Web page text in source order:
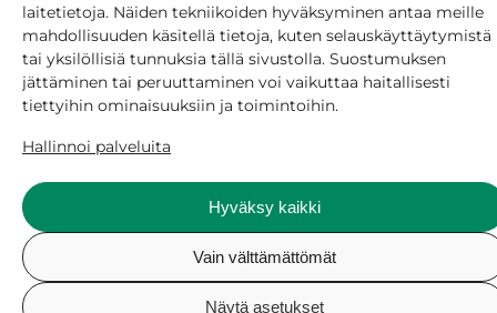
laitetietoja. Näiden tekniikoiden hyväksyminen antaa meille
mahdollisuuden käsitellä tietoja, kuten selauskäyttäytymistä
tai yksilöllisiä tunnuksia tällä sivustolla. Suostumuksen
jättäminen tai peruuttaminen voi vaikuttaa haitallisesti
tiettyihin ominaisuuksiin ja toimintoihin.
Hallinnoi palveluita
Hyväksy kaikki
Vain välttämättömät
Näytä asetukset
Laskutus ja maksaminen
Saavutettavuus
Evästekäytäntö
Hallitse suostumusta